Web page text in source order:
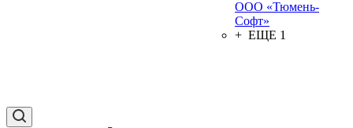
ООО «Тюмень-
Софт»
+ ЕЩЕ 1